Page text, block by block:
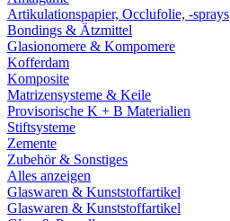
Artikulationspapier, Occlufolie, -sprays
Bondings & Ätzmittel
Glasionomere & Kompomere
Kofferdam
Komposite
Matrizensysteme & Keile
Provisorische K + B Materialien
Stiftsysteme
Zemente
Zubehör & Sonstiges
Alles anzeigen
Glaswaren & Kunststoffartikel
Glaswaren & Kunststoffartikel